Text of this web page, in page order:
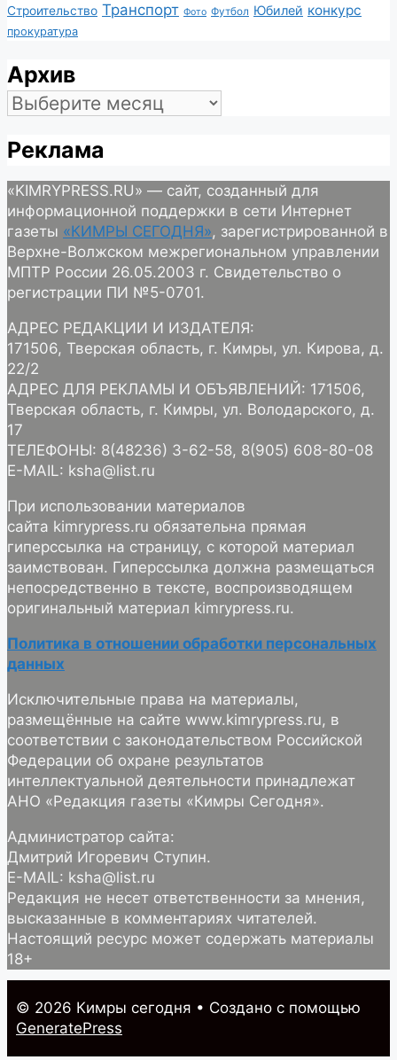
Строительство Транспорт Фото Футбол Юбилей конкурс
прокуратура
Архив
Архив
Реклама
«KIMRYPRESS.RU» — сайт, созданный для
информационной поддержки в сети Интернет
газеты «КИМРЫ СЕГОДНЯ», зарегистрированной в
Верхне-Волжском межрегиональном управлении
МПТР России 26.05.2003 г. Свидетельство о
регистрации ПИ №5-0701.
АДРЕС РЕДАКЦИИ И ИЗДАТЕЛЯ:
171506, Тверская область, г. Кимры, ул. Кирова, д.
22/2
АДРЕС ДЛЯ РЕКЛАМЫ И ОБЪЯВЛЕНИЙ: 171506,
Тверская область, г. Кимры, ул. Володарского, д.
17
ТЕЛЕФОНЫ: 8(48236) 3-62-58, 8(905) 608-80-08
E-MAIL: ksha@list.ru
При использовании материалов
сайта kimrypress.ru обязательна прямая
гиперссылка на страницу, с которой материал
заимствован. Гиперссылка должна размещаться
непосредственно в тексте, воспроизводящем
оригинальный материал kimrypress.ru.
Политика в отношении обработки персональных
данных
Исключительные права на материалы,
размещённые на сайте www.kimrypress.ru, в
соответствии с законодательством Российской
Федерации об охране результатов
интеллектуальной деятельности принадлежат
АНО «Редакция газеты «Кимры Сегодня».
Администратор сайта:
Дмитрий Игоревич Ступин.
E-MAIL: ksha@list.ru
Редакция не несет ответственности за мнения,
высказанные в комментариях читателей.
Настоящий ресурс может содержать материалы
18+
© 2026 Кимры cегодня • Создано с помощью
GeneratePress